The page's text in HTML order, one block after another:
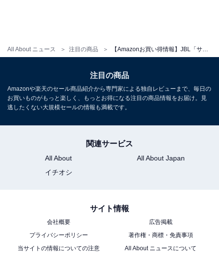
All About ニュース 注目の商品
サラウンドスピーカー Dolby Atmos 7.1ch サウンドバー
システム ホームシアター eARC対応
JBLBAR800M2BLKJN（ブラック）
注目の商品
Amazonや楽天のセール商品紹介から専門家による独自レビューまで、毎日の
お買いものがもっと楽しく、もっとお得になる注目の商品情報をお届け。見
逃したくない大規模セールの情報も満載です。
関連サービス
All About
All About Japan
イチオシ
サイト情報
会社概要
広告掲載
プライバシーポリシー
著作権・商標・免責事項
当サイトの情報についての注意
All About ニュースについて